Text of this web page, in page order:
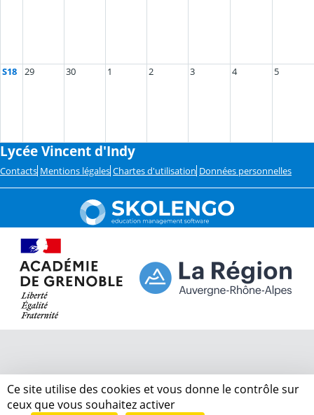
S18 29 30 1 2 3 4 5
Lycée Vincent d'Indy
Contacts Mentions légales Chartes d'utilisation Données personnelles
Ce site utilise des cookies et vous donne le contrôle sur
ceux que vous souhaitez activer